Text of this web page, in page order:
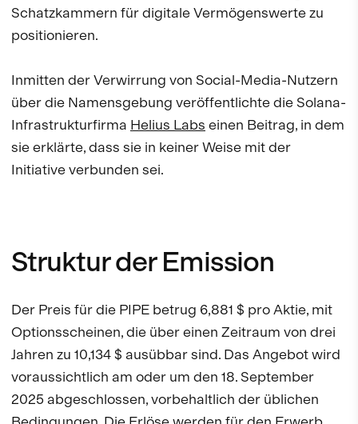
Schatzkammern für digitale Vermögenswerte zu
positionieren.
Inmitten der Verwirrung von Social-Media-Nutzern
über die Namensgebung veröffentlichte die Solana-
Infrastrukturfirma Helius Labs einen Beitrag, in dem
sie erklärte, dass sie in keiner Weise mit der
Initiative verbunden sei.
Struktur der Emission
Der Preis für die PIPE betrug 6,881 $ pro Aktie, mit
Optionsscheinen, die über einen Zeitraum von drei
Jahren zu 10,134 $ ausübbar sind. Das Angebot wird
voraussichtlich am oder um den 18. September
2025 abgeschlossen, vorbehaltlich der üblichen